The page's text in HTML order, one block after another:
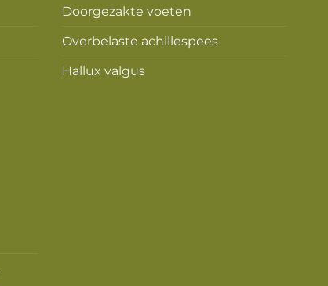
Doorgezakte voeten
Overbelaste achillespees
Hallux valgus